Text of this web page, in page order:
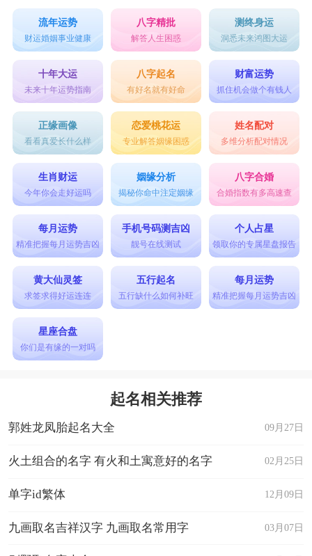
流年运势
财运婚姻事业健康
八字精批
解答人生困惑
测终身运
洞悉未来鸿图大运
十年大运
未来十年运势指南
八字起名
有好名就有好命
财富运势
抓住机会做个有钱人
正缘画像
看看真爱长什么样
恋爱桃花运
专业解答姻缘困惑
姓名配对
多维分析配对情况
生肖财运
今年你会走好运吗
姻缘分析
揭秘你命中注定姻缘
八字合婚
合婚指数有多高速查
每月运势
精准把握每月运势吉凶
手机号码测吉凶
靓号在线测试
个人占星
领取你的专属星盘报告
黄大仙灵签
求签求得好运连连
五行起名
五行缺什么如何补旺
每月运势
精准把握每月运势吉凶
星座合盘
你们是有缘的一对吗
起名相关推荐
09月27日
郭姓龙凤胎起名大全
02月25日
火土组合的名字 有火和土寓意好的名字
12月09日
单字id繁体
03月07日
九画取名吉祥汉字 九画取名常用字